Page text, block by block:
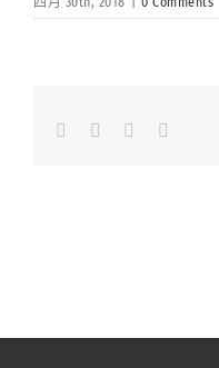
FacebookLinkedInWhatsapp